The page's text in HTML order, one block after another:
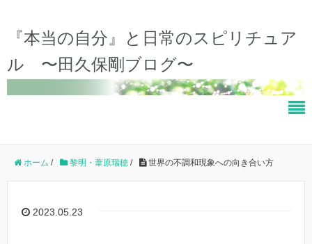
『本当の自分』と日常のスピリチュア
ル 〜田久保剛ブログ〜
ホーム / 黎明・葦原瑞穂 / 世界の不調和現象への向き合い方
2023.05.23